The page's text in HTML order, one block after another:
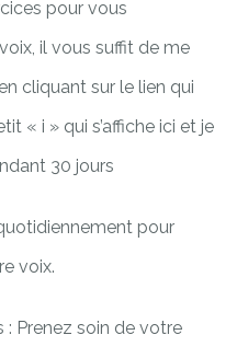
pour vous
il vous suffit de me
cliquant sur le lien qui
« i » qui s’affiche ici et je
30 jours
pour
voix.
: Prenez soin de votre